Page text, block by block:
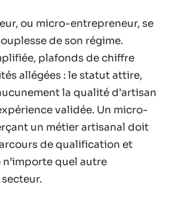
ou micro-entrepreneur, se
de son régime.
plafonds de chiffre
allégées : le statut attire,
la qualité d’artisan
validée. Un micro-
un métier artisanal doit
de qualification et
quel autre